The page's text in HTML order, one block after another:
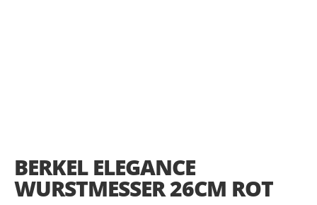
BERKEL ELEGANCE
WURSTMESSER 26CM ROT
beginning
of
the